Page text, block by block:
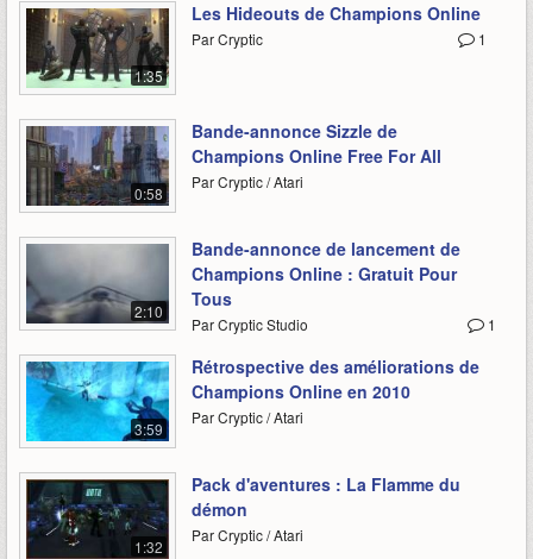
1:35
Les Hideouts de Champions Online
1
Par Cryptic
0:58
Bande-annonce Sizzle de
Champions Online Free For All
Par Cryptic / Atari
2:10
Bande-annonce de lancement de
Champions Online : Gratuit Pour
Tous
1
Par Cryptic Studio
3:59
Rétrospective des améliorations de
Champions Online en 2010
Par Cryptic / Atari
1:32
Pack d'aventures : La Flamme du
démon
Par Cryptic / Atari